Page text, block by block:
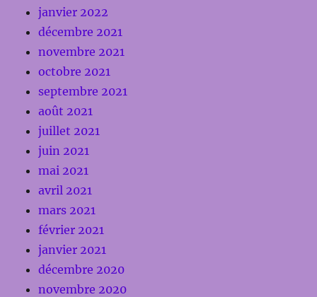
janvier 2022
décembre 2021
novembre 2021
octobre 2021
septembre 2021
août 2021
juillet 2021
juin 2021
mai 2021
avril 2021
mars 2021
février 2021
janvier 2021
décembre 2020
novembre 2020